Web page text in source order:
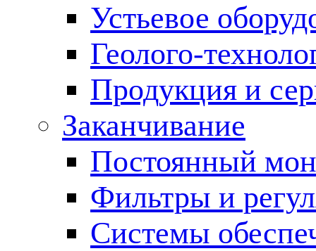
Устьевое
Геолого-
Продукция и
Заканчивание
Постоянный
Фильтры и
Cистемы